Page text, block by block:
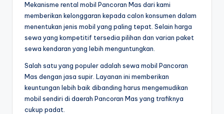
Mekanisme rental mobil Pancoran Mas dari kami
memberikan kelonggaran kepada calon konsumen dalam
menentukan jenis mobil yang paling tepat. Selain harga
sewa yang kompetitif tersedia pilihan dan varian paket
sewa kendaran yang lebih menguntungkan.
Salah satu yang populer adalah sewa mobil Pancoran
Mas dengan jasa supir. Layanan ini memberikan
keuntungan lebih baik dibanding harus mengemudikan
mobil sendiri di daerah Pancoran Mas yang trafiknya
cukup padat.